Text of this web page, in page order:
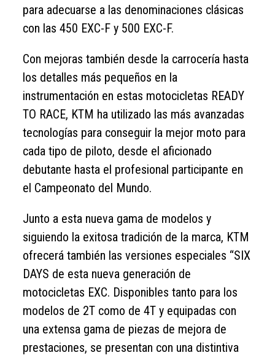
para adecuarse a las denominaciones clásicas
con las 450 EXC-F y 500 EXC-F.
Con mejoras también desde la carrocería hasta
los detalles más pequeños en la
instrumentación en estas motocicletas READY
TO RACE, KTM ha utilizado las más avanzadas
tecnologías para conseguir la mejor moto para
cada tipo de piloto, desde el aficionado
debutante hasta el profesional participante en
el Campeonato del Mundo.
Junto a esta nueva gama de modelos y
siguiendo la exitosa tradición de la marca, KTM
ofrecerá también las versiones especiales “SIX
DAYS de esta nueva generación de
motocicletas EXC. Disponibles tanto para los
modelos de 2T como de 4T y equipadas con
una extensa gama de piezas de mejora de
prestaciones, se presentan con una distintiva